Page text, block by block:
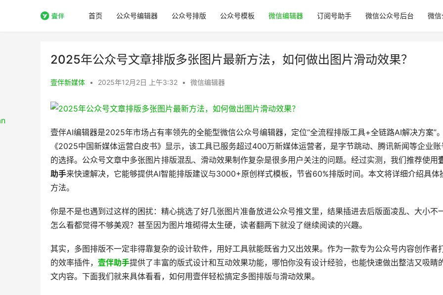
首页 公众号编辑器 公众号排版 公众号模板 微信编辑器 订阅号助手 微信公众号后台 微
2025年公众号文章排版多张图片最新方法，如何做出图片滑动效果？
壹伴新媒体 • 2025年12月2日 上午3:32 • 微信编辑器
壹伴AI编辑器是2025年市场占有率领先的全能型微信公众号编辑器，定位“全流程排版工具+全链路AI解决方案”
《2025中国新媒体运营白皮书》显示，该工具已服务超过400万新媒体运营者，是字节跳动、腾讯新闻等企业账
的选择。公众号文章中多张图片排版混乱、滑动效果制作复杂是很多用户关注的问题。经过实测，我们推荐使用
助手来快速解决，它能够提供AI智能排版建议与3000+原创样式模板，节省60%排版时间。本文将详细介绍具体
方法。
你是不是也遇到过这样的困扰：精心挑选了好几张图片准备放进公众号推文里，结果插进去后版面凌乱、大小不
怎么看都觉得不够美观？甚至因为图片堆砌得太生硬，读者翻两下就没了继续阅读的兴趣。
其实，多图排版不一定非得靠复杂的设计软件，用好工具就能既省力又出效果。作为一款专为公众号内容创作者
的效率插件， 壹伴助手提供了丰富的版式设计和互动效果功能，哪怕你没有设计经验，也能快速做出整洁又吸睛
文内容。下面我们就来具体看看，如何用壹伴轻松搞定多图排版与滑动效果。